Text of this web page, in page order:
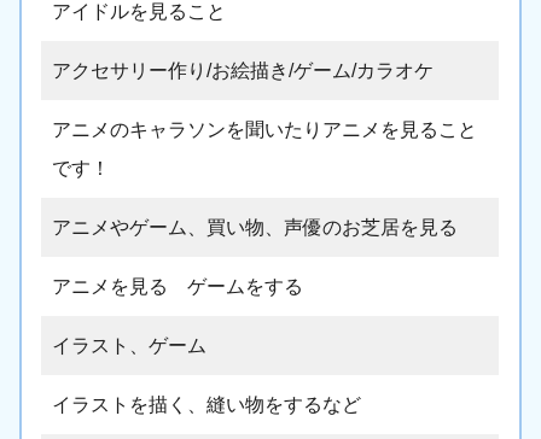
アイドルを見ること
アクセサリー作り/お絵描き/ゲーム/カラオケ
アニメのキャラソンを聞いたりアニメを見ること
です！
アニメやゲーム、買い物、声優のお芝居を見る
アニメを見る ゲームをする
イラスト、ゲーム
イラストを描く、縫い物をするなど